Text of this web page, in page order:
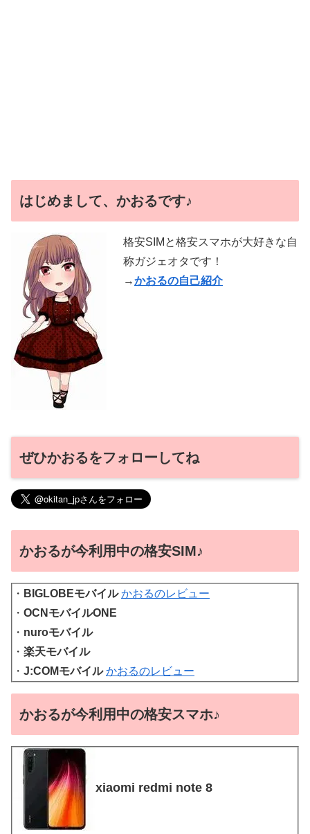
はじめまして、かおるです♪
格安SIMと格安スマホが大好きな自
称ガジェオタです！
→かおるの自己紹介
ぜひかおるをフォローしてね
かおるが今利用中の格安SIM♪
・ BIGLOBEモバイル かおるのレビュー
・ OCNモバイルONE
・ nuroモバイル
・ 楽天モバイル
・ J:COMモバイル かおるのレビュー
かおるが今利用中の格安スマホ♪
xiaomi redmi note 8